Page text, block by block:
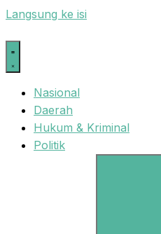
Langsung ke isi
Nasional
Daerah
Hukum & Kriminal
Politik